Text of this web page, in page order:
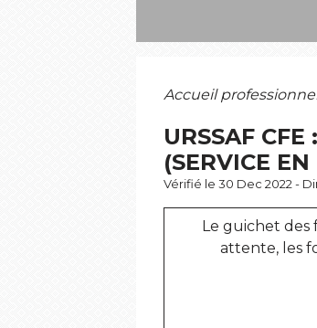
Accueil
URSSAF
(SERVICE
Vérifié le 30 Dec 2022 -
Le guichet des
attente, les